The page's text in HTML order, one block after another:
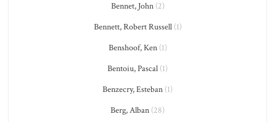
Bennet, John(2)
Bennett, Robert Russell(1)
Benshoof, Ken(1)
Bentoiu, Pascal (1)
Benzecry, Esteban (1)
Berg, Alban (28)